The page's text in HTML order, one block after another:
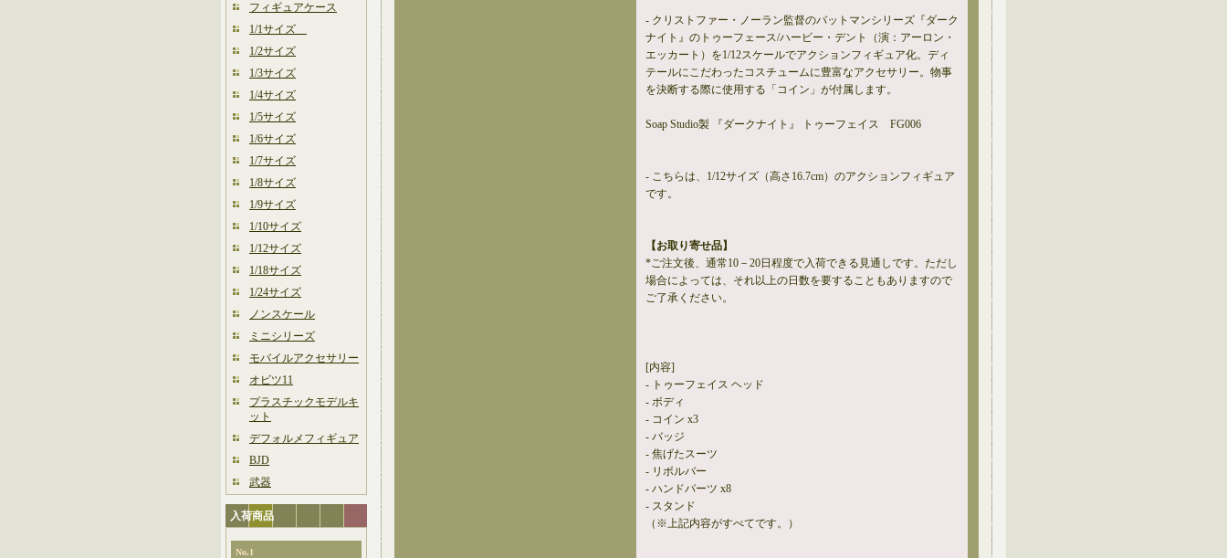
フィギュアケース
1/1サイズ
1/2サイズ
1/3サイズ
1/4サイズ
1/5サイズ
1/6サイズ
1/7サイズ
1/8サイズ
1/9サイズ
1/10サイズ
1/12サイズ
1/18サイズ
1/24サイズ
ノンスケール
ミニシリーズ
モバイルアクセサリー
オビツ11
プラスチックモデルキ
ット
デフォルメフィギュア
BJD
武器
入荷商品
No.1
- クリストファー・ノーラン監督のバットマンシリーズ『ダーク
ナイト』のトゥーフェース/ハービー・デント（演：アーロン・
エッカート）を1/12スケールでアクションフィギュア化。ディ
テールにこだわったコスチュームに豊富なアクセサリー。物事
を決断する際に使用する「コイン」が付属します。
Soap Studio製 『ダークナイト』 トゥーフェイス FG006
- こちらは、1/12サイズ（高さ16.7cm）のアクションフィギュア
です。
【お取り寄せ品】
*ご注文後、通常10－20日程度で入荷できる見通しです。ただし
場合によっては、それ以上の日数を要することもありますので
ご了承ください。
[内容]
- トゥーフェイス ヘッド
- ボディ
- コイン x3
- バッジ
- 焦げたスーツ
- リボルバー
- ハンドパーツ x8
- スタンド
（※上記内容がすべてです。）